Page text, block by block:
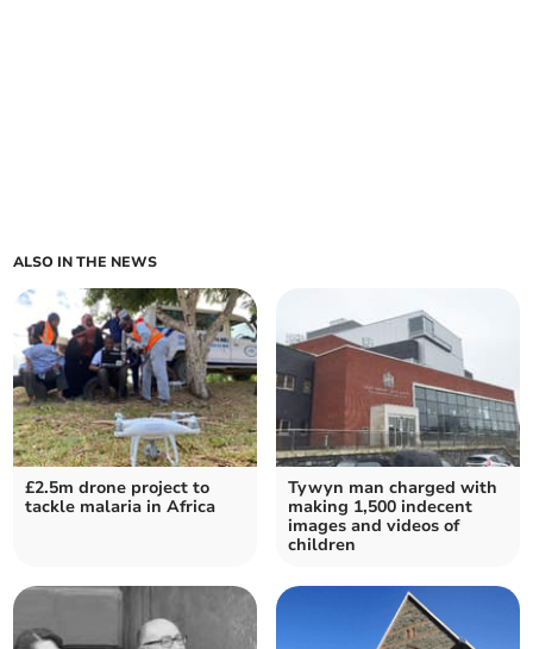
ALSO IN THE NEWS
£2.5m drone project to
tackle malaria in Africa
Tywyn man charged with
making 1,500 indecent
images and videos of
children